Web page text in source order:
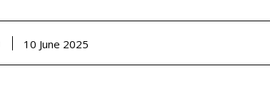
10 June 2025